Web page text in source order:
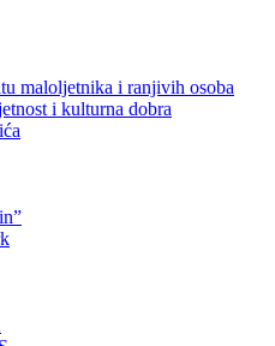
maloljetnika i ranjivih osoba
i kulturna dobra